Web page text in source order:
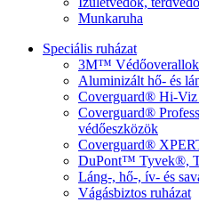
Munkaruha
Speciális ruházat
3M™ Védőoverallok
Aluminizált hő- és
Coverguard® Hi-Viz
Coverguard®
védőeszközök
Coverguard®
DuPont™ Tyvek®,
Láng-, hő-, ív- és
Vágásbiztos ruházat